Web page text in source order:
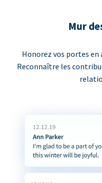
Mur
Honorez vos portes
Reconnaître les